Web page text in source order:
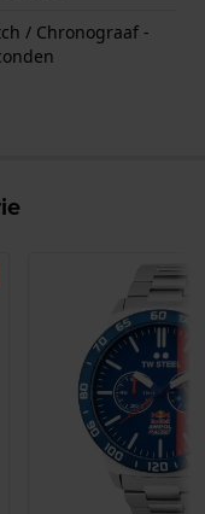
/ Chronograaf -